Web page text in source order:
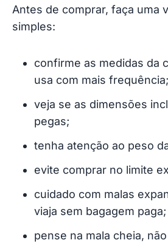
Antes de comprar, faça uma
simples:
confirme as medidas da
usa com mais frequência;
veja se as dimensões
pegas;
tenha atenção ao peso
evite comprar no limite
cuidado com malas
viaja sem bagagem paga;
pense na mala cheia,